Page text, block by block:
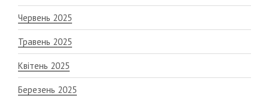
Червень 2025
Травень 2025
Квітень 2025
Березень 2025